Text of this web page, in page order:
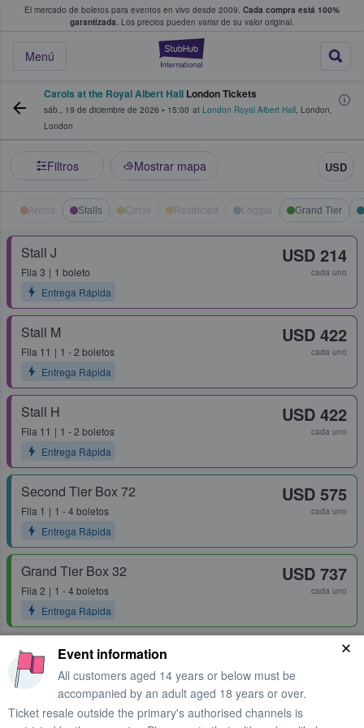
El mercado de boletos para eventos en vivo desde 2009. Cada compra está 100%
garantizada. Los precios pueden variar de su valor original.
StubHub: donde
Menú
fans compran y venden boletos
Carols at the Royal Albert Hall London Tickets
sáb., 19 de diciembre de 2026 • 15:00 at London Royal Albert Hall, London,
London
Filtros Mostrar mapa USD
Arena Stalls Circle Restricted Loggia Grand Tier
Stall J
Fila 3
1 boleto
Entrega Rápida
USD 214
cada uno
Stall M
Fila 11
1 - 2 boletos
Entrega Rápida
USD 422
cada uno
Stall H
Fila 11
1 - 2 boletos
Entrega Rápida
USD 422
cada uno
Second Tier Box 72
Fila 1
1 - 4 boletos
Entrega Rápida
USD 575
cada uno
Grand Tier Box 32
Fila 2
1 - 4 boletos
Entrega Rápida
USD 737
cada uno
Event information
All customers aged 14 years or below must be
accompanied by an adult aged 18 years or over.
Ticket resale outside the primary's authorised channels is